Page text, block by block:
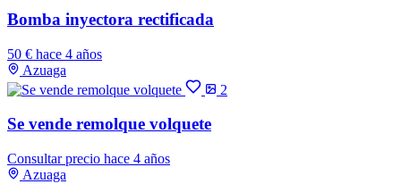
Bomba inyectora rectificada
50 € hace 4 años
Azuaga
2
Se vende remolque volquete
Consultar precio hace 4 años
Azuaga